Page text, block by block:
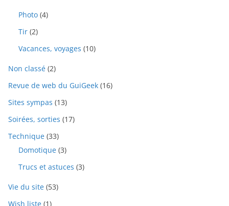
Photo (4)
Tir (2)
Vacances, voyages (10)
Non classé (2)
Revue de web du GuiGeek (16)
Sites sympas (13)
Soirées, sorties (17)
Technique (33)
Domotique (3)
Trucs et astuces (3)
Vie du site (53)
Wish liste (1)